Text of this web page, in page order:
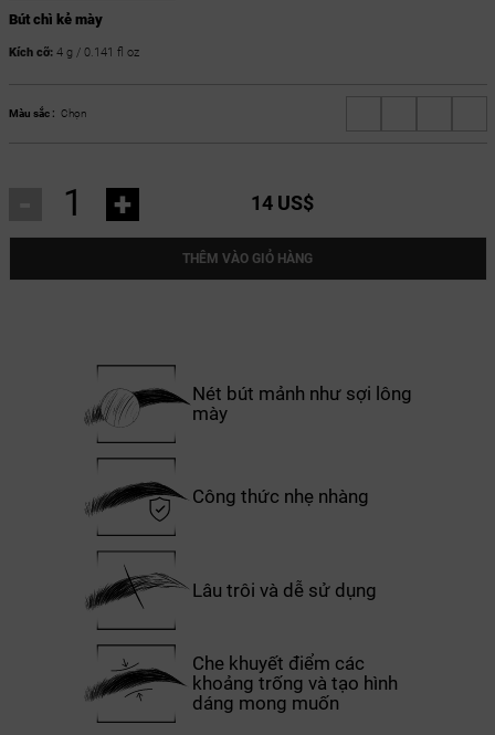
Bút chì kẻ mày
Kích cỡ: 4 g / 0.141 fl oz
Màu sắc : Chọn
+ 14 US$
THÊM VÀO GIỎ HÀNG
Nét bút mảnh như sợi lông
mày
Công thức nhẹ nhàng
Lâu trôi và dễ sử dụng
Che khuyết điểm các
khoảng trống và tạo hình
dáng mong muốn